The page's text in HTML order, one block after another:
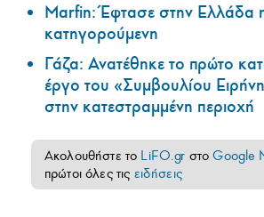
Marfin: Έφτασε στην Ελλάδα
κατηγορούμενη
Γάζα: Ανατέθηκε το πρώτο
έργο του «Συμβουλίου
στην κατεστραμμένη περιοχή
Ακολουθήστε το LiFO.gr στοGoogle
πρώτοι όλες τις ειδήσεις